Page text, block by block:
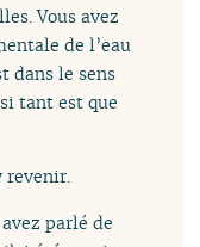
Vous avez
de l’eau
dans le sens
tant est que
revenir.
parlé de